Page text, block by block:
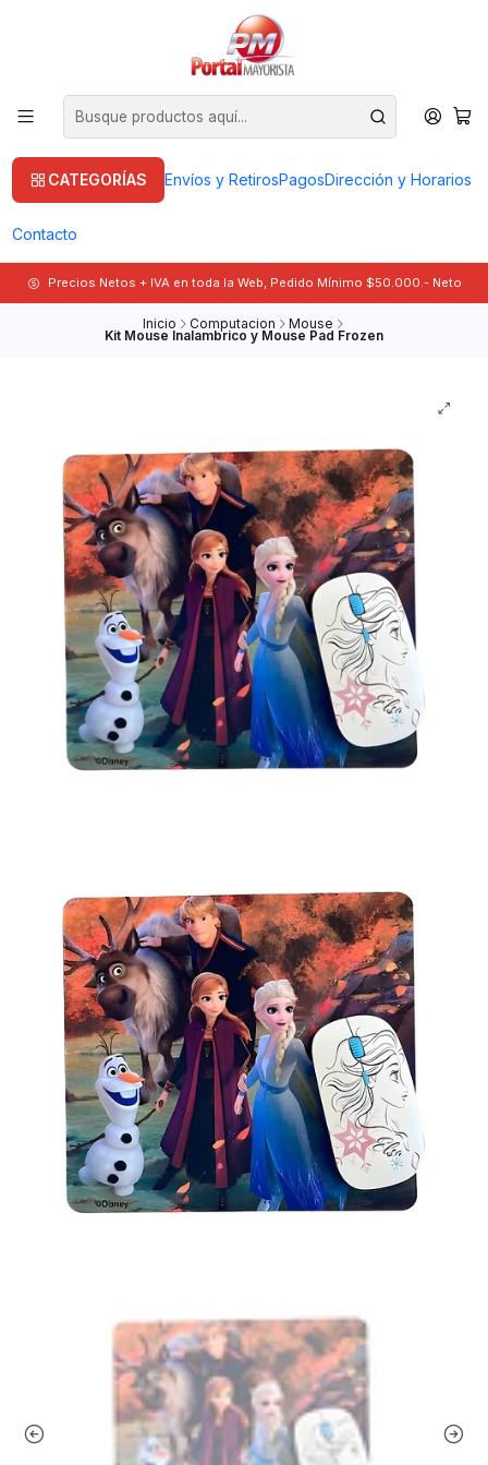
CATEGORÍAS Envíos y RetirosPagosDirección y Horarios
Contacto
Precios Netos + IVA en toda la Web, Pedido Mínimo $50.000.- Neto
Inicio Computacion Mouse
Kit Mouse Inalambrico y Mouse Pad Frozen